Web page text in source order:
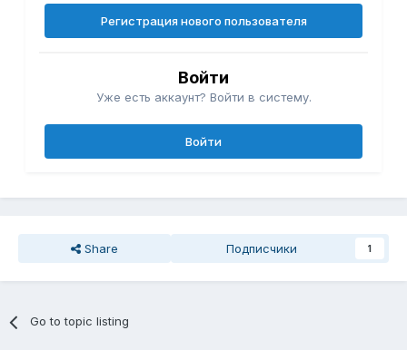
Регистрация нового пользователя
Войти
Уже есть аккаунт? Войти в систему.
Войти
Share Подписчики 1
Go to topic listing